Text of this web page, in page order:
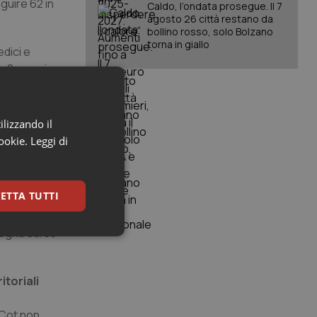
62 in
e
2 sono in
46
la Liguria
con 43
su 48
sui 33
Caldo, l’ondata prosegue. Il 7
agosto 26 città restano da
bollino rosso, solo Bolzano
torna in giallo
il
Leggi di
TUTTI